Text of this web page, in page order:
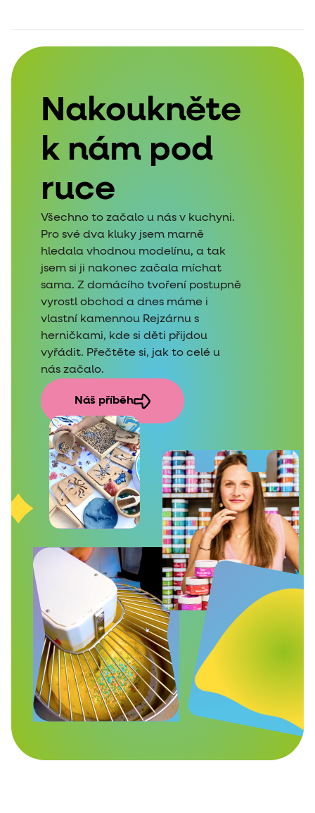
Nakoukněte
k nám pod
ruce
Všechno to začalo u nás v kuchyni.
Pro své dva kluky jsem marně
hledala vhodnou modelínu, a tak
jsem si ji nakonec začala míchat
sama. Z domácího tvoření postupně
vyrostl obchod a dnes máme i
vlastní kamennou Rejzárnu s
herničkami, kde si děti přijdou
vyřádit. Přečtěte si, jak to celé u
nás začalo.
Náš příběh